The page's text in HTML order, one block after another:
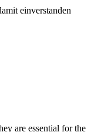
einverstanden
are essential for the